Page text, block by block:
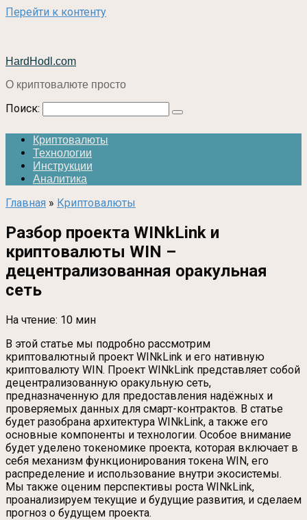
Перейти к контенту
HardHodl.com
О криптовалюте просто
Поиск:
Криптовалюты
Технологии
Инструкции
Аналитика
Главная » Криптовалюты
Разбор проекта WINkLink и
криптовалюты WIN –
децентрализованная оракульная
сеть
На чтение: 10 мин
В этой статье мы подробно рассмотрим
криптовалютный проект WINkLink и его нативную
криптовалюту WIN. Проект WINkLink представляет собой
децентрализованную оракульную сеть,
предназначенную для предоставления надёжных и
проверяемых данных для смарт-контрактов. В статье
будет разобрана архитектура WINkLink, а также его
основные компоненты и технологии. Особое внимание
будет уделено токеномике проекта, которая включает в
себя механизм функционирования токена WIN, его
распределение и использование внутри экосистемы.
Мы также оценим перспективы роста WINkLink,
проанализируем текущие и будущие развития, и сделаем
прогноз о будущем проекта.